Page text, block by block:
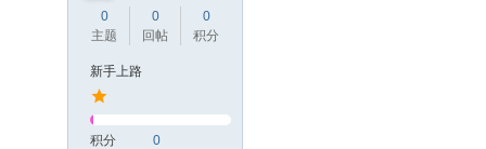
0
主题
0
回帖
0
积分
新手上路
积分 0